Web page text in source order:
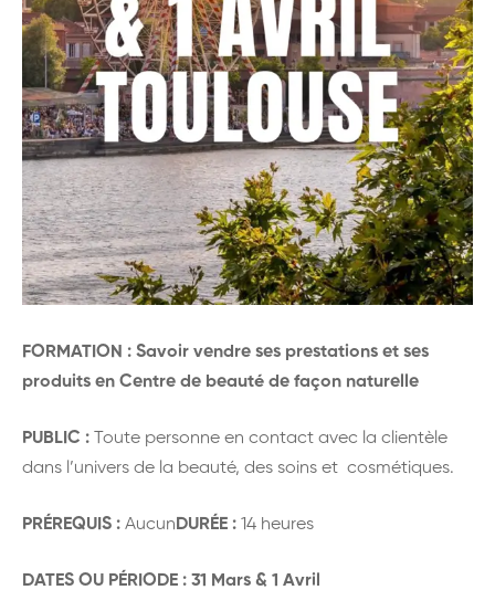
FORMATION : Savoir vendre ses prestations et ses
produits en Centre de beauté de façon naturelle
PUBLIC :
Toute personne en contact avec la clientèle
dans l’univers de la beauté, des soins et cosmétiques.
PRÉREQUIS : Aucun DURÉE : 14 heures
DATES OU PÉRIODE : 31 Mars & 1 Avril